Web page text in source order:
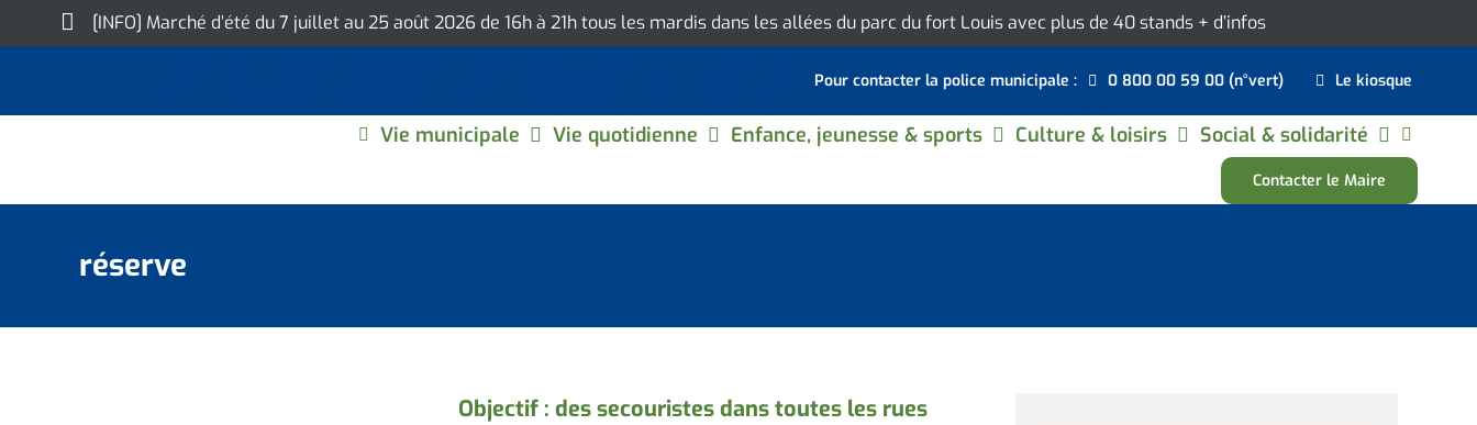
to
[INFO] Marché d’été du 7 juillet au 25 août 2026 de 16h à 21h tous les mardis dans les allées du parc du fort Louis avec plus de 40 stands + d’infos
Pour contacter la police municipale : 0 800 00 59 00 (n°vert) Le kiosque
Vie municipale Vie quotidienne Enfance, jeunesse & sports Culture & loisirs Social & solidarité
Contacter le Maire
réserve
Objectif : des secouristes dans toutes les rues